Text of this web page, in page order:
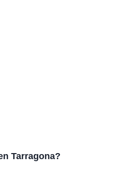
Tarragona?